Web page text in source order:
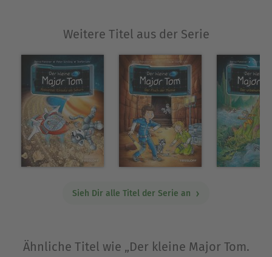
Weitere Titel aus der Serie
Sieh Dir alle Titel der Serie an
Ähnliche Titel wie „Der kleine Major Tom.